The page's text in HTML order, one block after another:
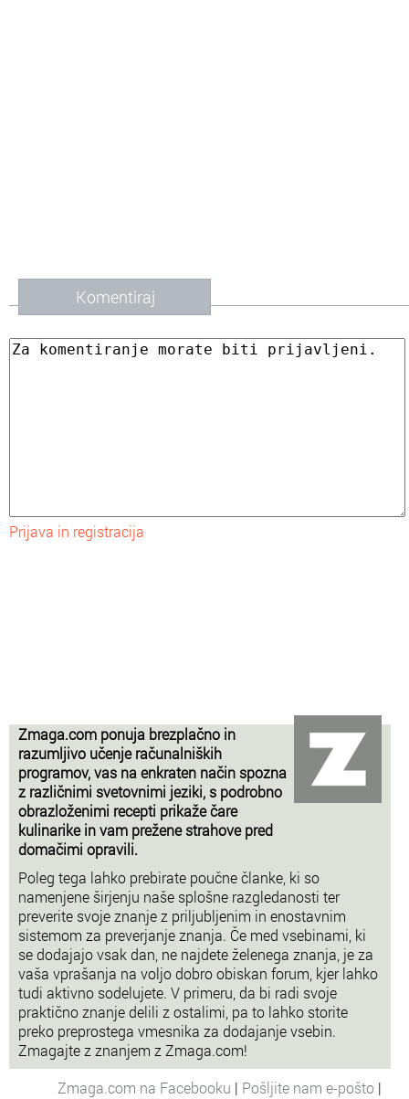
Komentiraj
Prijava in registracija
Zmaga.com ponuja brezplačno in
razumljivo učenje računalniških
programov, vas na enkraten način spozna
z različnimi svetovnimi jeziki, s podrobno
obrazloženimi recepti prikaže čare
kulinarike in vam prežene strahove pred
domačimi opravili.
Poleg tega lahko prebirate poučne članke, ki so
namenjene širjenju naše splošne razgledanosti ter
preverite svoje znanje z priljubljenim in enostavnim
sistemom za preverjanje znanja. Če med vsebinami, ki
se dodajajo vsak dan, ne najdete želenega znanja, je za
vaša vprašanja na voljo dobro obiskan forum, kjer lahko
tudi aktivno sodelujete. V primeru, da bi radi svoje
praktično znanje delili z ostalimi, pa to lahko storite
preko preprostega vmesnika za dodajanje vsebin.
Zmagajte z znanjem z Zmaga.com!
Zmaga.com na Facebooku | Pošljite nam e-pošto |